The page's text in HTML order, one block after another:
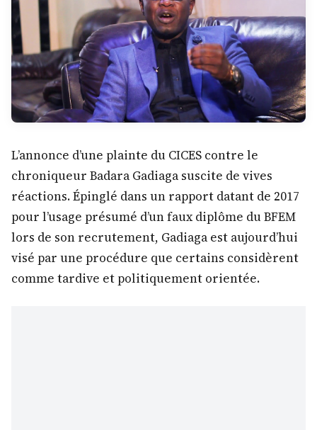
L’annonce d’une plainte du CICES contre le
chroniqueur Badara Gadiaga suscite de vives
réactions. Épinglé dans un rapport datant de 2017
pour l’usage présumé d’un faux diplôme du BFEM
lors de son recrutement, Gadiaga est aujourd’hui
visé par une procédure que certains considèrent
comme tardive et politiquement orientée.